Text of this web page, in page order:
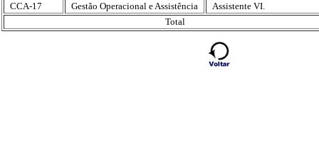
CCA-17
Gestão Operacional e Assistência
Assistente VI.
Total